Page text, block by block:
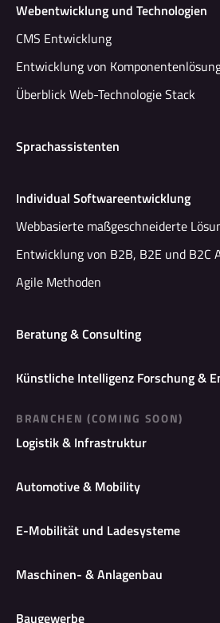
Webentwicklung und Technologien
CMS Entwicklung
Entwicklung von
Überblick Web-Technologie Stack
Sprachassistenten
Individual Softwareentwicklung
Webbasierte maßgeschneiderte
Entwicklung von B2B, B2E und B2C
Agile Methoden
Beratung & Consulting
Künstliche Intelligenz Forschung &
BRANCHEN (COMING SOON)
Logistik & Infrastruktur
Automotive & Mobility
E-Mobilität und Ladesysteme
Maschinen- & Anlagenbau
Baugewerbe